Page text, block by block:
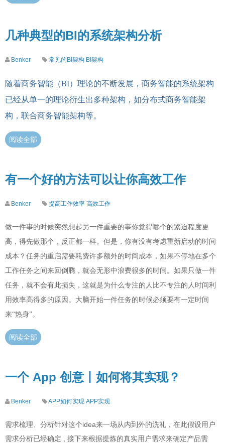
几种典型的BI的系统架构分析
Benker 常见的BI架构 BI架构
随着商务智能（BI）理论的不断发展，商务智能的系统架构
已经从单一的理论衍生出多种架构，如分布式商务智能架
构，联合商务智能架构等。
阅读全部
有一个好的方法可以让你高效工作
Benker 提高工作效率 高效工作
做一件事的时候突然想起另一件重要的事你觉得哪个的紧迫程度更
高，得先做那个，反正都一样。但是，你有没有考虑重新启动的时间
成本？任务的重启需要耗费许多额外的时间成本，如果不停地在多个
工作任务之间来回倒腾，就会无形中浪费很多的时间。如果只做一件
任务，就不会有此损失，这就是为什么专注的人比不专注的人时间利
用效率高得多的原因。大脑开始一件任务的时候必须要有一定时间
来“热身”。
阅读全部
一个 App 创意丨如何将其实现？
Benker APP如何实现 APP实现
需求梳理、分析针对这个idea来一场从内到外的洗礼，在此假设用户
需求分析已经确定 , 接下来根据提炼的真实用户需求来确定产品需